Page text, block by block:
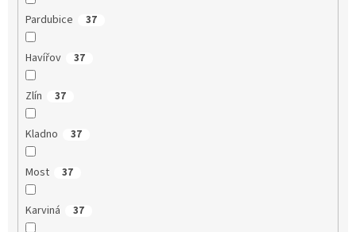
Pardubice 37
Havířov 37
Zlín 37
Kladno 37
Most 37
Karviná 37